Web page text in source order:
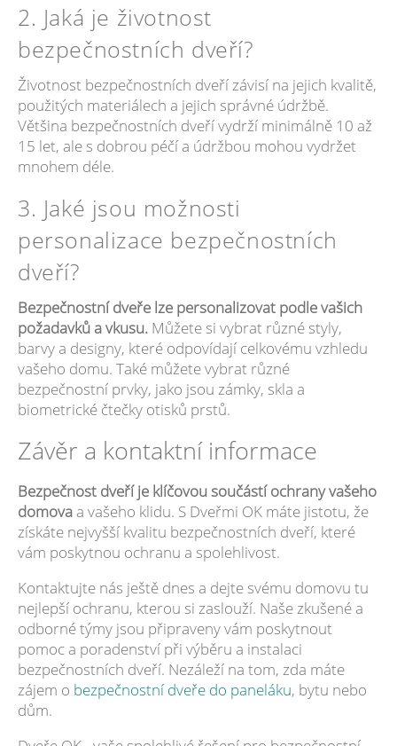
2. Jaká je životnost
bezpečnostních dveří?
Životnost bezpečnostních dveří závisí na jejich kvalitě,
použitých materiálech a jejich správné údržbě.
Většina bezpečnostních dveří vydrží minimálně 10 až
15 let, ale s dobrou péčí a údržbou mohou vydržet
mnohem déle.
3. Jaké jsou možnosti
personalizace bezpečnostních
dveří?
Bezpečnostní dveře lze personalizovat podle vašich
požadavků a vkusu. Můžete si vybrat různé styly,
barvy a designy, které odpovídají celkovému vzhledu
vašeho domu. Také můžete vybrat různé
bezpečnostní prvky, jako jsou zámky, skla a
biometrické čtečky otisků prstů.
Závěr a kontaktní informace
Bezpečnost dveří je klíčovou součástí ochrany vašeho
domova a vašeho klidu. S Dveřmi OK máte jistotu, že
získáte nejvyšší kvalitu bezpečnostních dveří, které
vám poskytnou ochranu a spolehlivost.
Kontaktujte nás ještě dnes a dejte svému domovu tu
nejlepší ochranu, kterou si zaslouží. Naše zkušené a
odborné týmy jsou připraveny vám poskytnout
pomoc a poradenství při výběru a instalaci
bezpečnostních dveří. Nezáleží na tom, zda máte
zájem o bezpečnostní dveře do paneláku, bytu nebo
dům.